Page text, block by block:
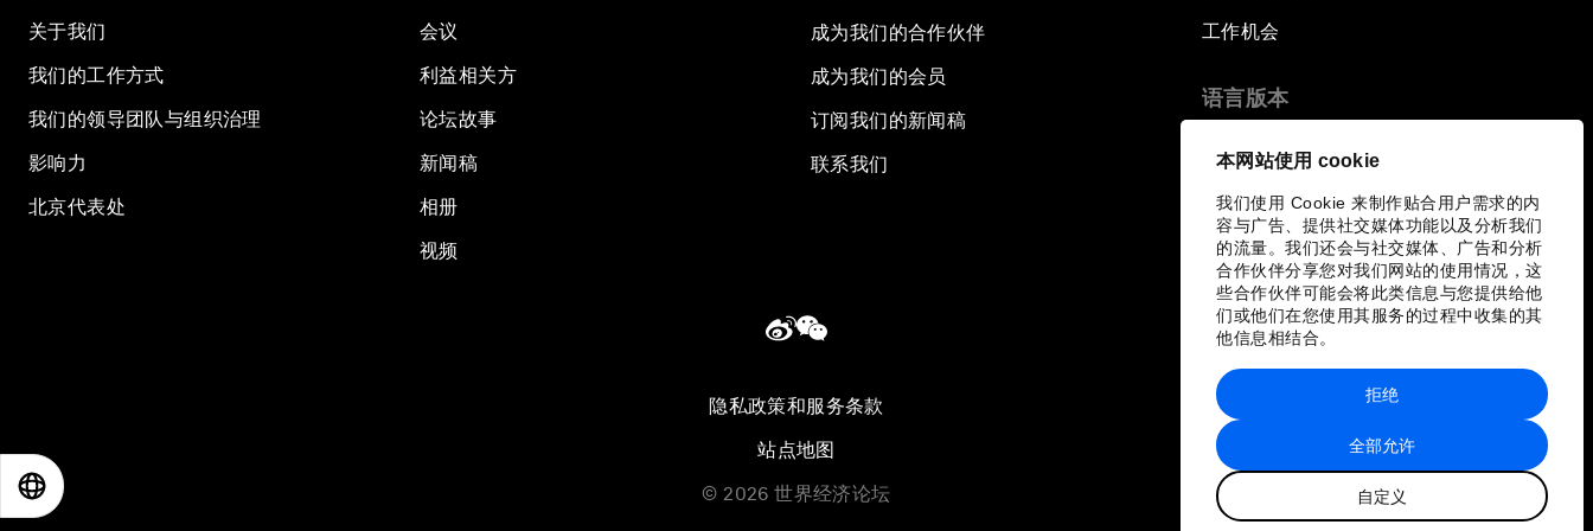
本网站使用 cookie
我们使用 Cookie 来制作贴合用户需求的内
容与广告、提供社交媒体功能以及分析我们
的流量。我们还会与社交媒体、广告和分析
合作伙伴分享您对我们网站的使用情况，这
些合作伙伴可能会将此类信息与您提供给他
们或他们在您使用其服务的过程中收集的其
他信息相结合。
全部允许
自定义
拒绝
关于我们
我们的工作方式
我们的领导团队与组织治理
影响力
北京代表处
会议
利益相关方
论坛故事
新闻稿
相册
视频
成为我们的合作伙伴
成为我们的会员
订阅我们的新闻稿
联系我们
工作机会
语言版本
隐私政策和服务条款
站点地图
© 2026 世界经济论坛